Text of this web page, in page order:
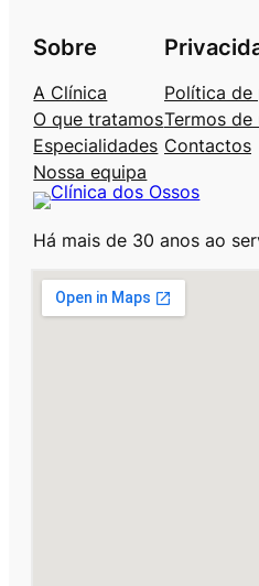
Há mais de 30 anos ao
Sobre
A Clínica
O que tratamos
Especialidades
Nossa equipa
Política de
Termos
Contactos